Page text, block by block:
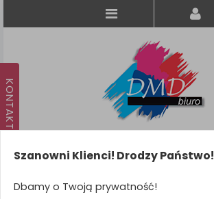
Szanowni Klienci! Drodzy Państwo!
Dbamy o Twoją prywatność!